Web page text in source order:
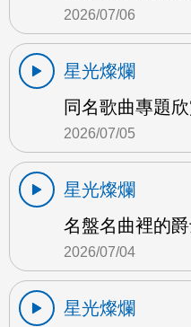
2026/07/06
星光燦爛
同名歌曲專題
2026/07/05
星光燦爛
名盤名曲裡的
2026/07/04
星光燦爛